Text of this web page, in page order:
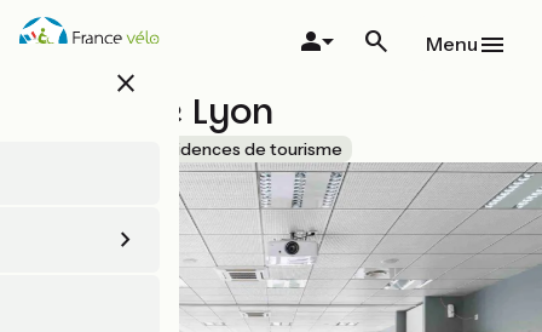
Aller
au
close
Menu
Q7 Lodge Lyon
Résidences de tourisme